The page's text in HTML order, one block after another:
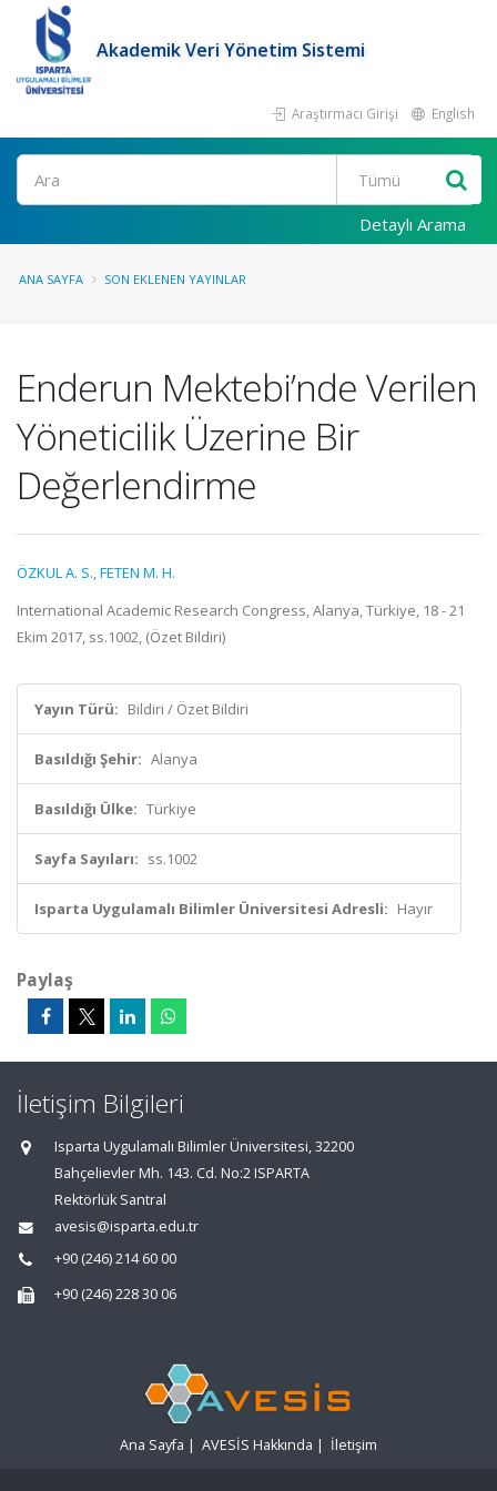
Akademik Veri Yönetim Sistemi
Araştırmacı Girişi English
Ara
Detaylı Arama
ANA SAYFA SON EKLENEN YAYINLAR
Enderun Mektebi’nde Verilen
Yöneticilik Üzerine Bir
Değerlendirme
ÖZKUL A. S.,FETEN M. H.
International Academic Research Congress, Alanya, Türkiye, 18 - 21
Ekim 2017, ss.1002, (Özet Bildiri)
Yayın Türü: Bildiri / Özet Bildiri
Basıldığı Şehir: Alanya
Basıldığı Ülke: Türkiye
Sayfa Sayıları: ss.1002
Isparta Uygulamalı Bilimler Üniversitesi Adresli: Hayır
Paylaş
İletişim Bilgileri
Isparta Uygulamalı Bilimler Üniversitesi, 32200
Bahçelievler Mh. 143. Cd. No:2 ISPARTA
Rektörlük Santral
avesis@isparta.edu.tr
+90 (246) 214 60 00
+90 (246) 228 30 06
Ana Sayfa | AVESİS Hakkında | İletişim